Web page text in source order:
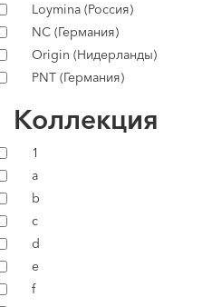
Loymina (Россия)
NC (Германия)
Origin (Нидерланды)
PNT (Германия)
Коллекция
1
a
b
c
d
e
f